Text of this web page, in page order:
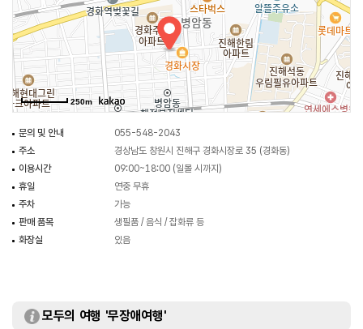
만큼 사람들로 넘쳐난다. 군항제와 함께 규모가 계속 커지고 있는 재래시장이다.
250m
문의 및 안내
055-548-2043
주소
경상남도 창원시 진해구 경화시장로 35 (경화동)
이용시간
09:00~18:00 (일몰 시까지)
휴일
연중 무휴
주차
가능
판매 품목
생필품 / 음식 / 잡화류 등
화장실
있음
모두의 여행 '무장애여행'